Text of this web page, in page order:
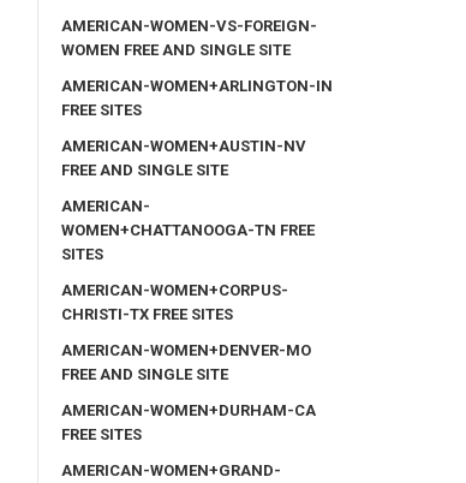
AMERICAN-WOMEN-VS-FOREIGN-
WOMEN FREE AND SINGLE SITE
AMERICAN-WOMEN+ARLINGTON-IN
FREE SITES
AMERICAN-WOMEN+AUSTIN-NV
FREE AND SINGLE SITE
AMERICAN-
WOMEN+CHATTANOOGA-TN FREE
SITES
AMERICAN-WOMEN+CORPUS-
CHRISTI-TX FREE SITES
AMERICAN-WOMEN+DENVER-MO
FREE AND SINGLE SITE
AMERICAN-WOMEN+DURHAM-CA
FREE SITES
AMERICAN-WOMEN+GRAND-